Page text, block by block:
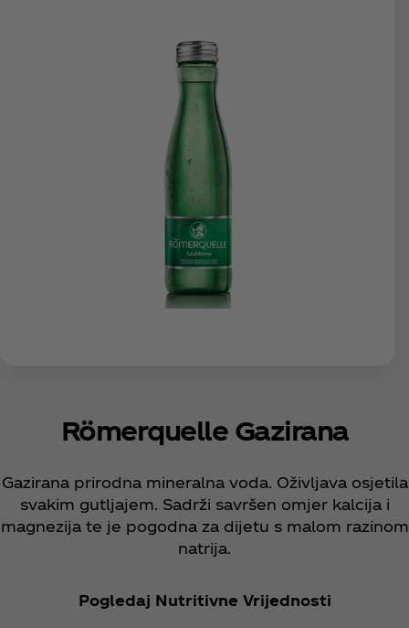
Römerquelle Gazirana
Gazirana prirodna mineralna voda. Oživljava osjetila
svakim gutljajem. Sadrži savršen omjer kalcija i
magnezija te je pogodna za dijetu s malom razinom
natrija.
Pogledaj Nutritivne Vrijednosti